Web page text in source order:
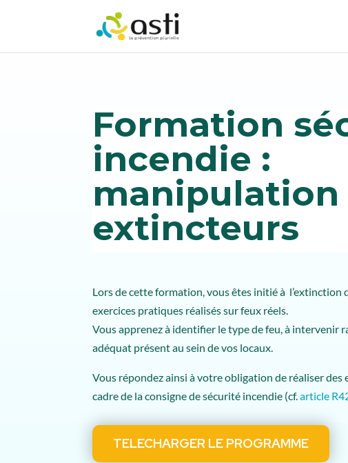
Formation
incendie :
manipulation
extincteurs
Lors de cette formation, vous êtes initié à l’extinction
exercices pratiques réalisés sur feux réels.
Vous apprenez à identifier le type de feu, à intervenir
adéquat présent au sein de vos locaux.
Vous répondez ainsi à votre obligation de réaliser des
cadre de la consigne de sécurité incendie (cf. article
TELECHARGER LE PROGRAMME